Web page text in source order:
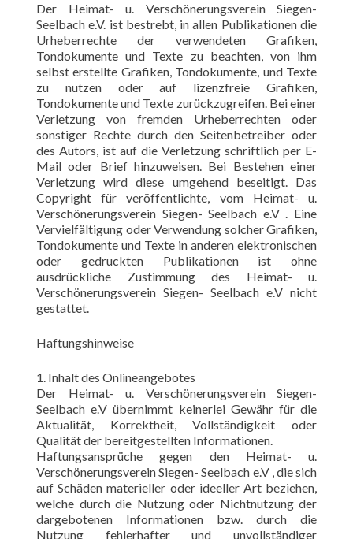
Der Heimat- u. Verschönerungsverein Siegen-
Seelbach e.V. ist bestrebt, in allen Publikationen die
Urheberrechte der verwendeten Grafiken,
Tondokumente und Texte zu beachten, von ihm
selbst erstellte Grafiken, Tondokumente, und Texte
zu nutzen oder auf lizenzfreie Grafiken,
Tondokumente und Texte zurückzugreifen. Bei einer
Verletzung von fremden Urheberrechten oder
sonstiger Rechte durch den Seitenbetreiber oder
des Autors, ist auf die Verletzung schriftlich per E-
Mail oder Brief hinzuweisen. Bei Bestehen einer
Verletzung wird diese umgehend beseitigt. Das
Copyright für veröffentlichte, vom Heimat- u.
Verschönerungsverein Siegen- Seelbach e.V . Eine
Vervielfältigung oder Verwendung solcher Grafiken,
Tondokumente und Texte in anderen elektronischen
oder gedruckten Publikationen ist ohne
ausdrückliche Zustimmung des Heimat- u.
Verschönerungsverein Siegen- Seelbach e.V nicht
gestattet.
Haftungshinweise
1. Inhalt des Onlineangebotes
Der Heimat- u. Verschönerungsverein Siegen-
Seelbach e.V übernimmt keinerlei Gewähr für die
Aktualität, Korrektheit, Vollständigkeit oder
Qualität der bereitgestellten Informationen.
Haftungsansprüche gegen den Heimat- u.
Verschönerungsverein Siegen- Seelbach e.V , die sich
auf Schäden materieller oder ideeller Art beziehen,
welche durch die Nutzung oder Nichtnutzung der
dargebotenen Informationen bzw. durch die
Nutzung fehlerhafter und unvollständiger